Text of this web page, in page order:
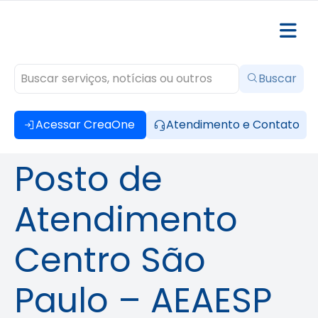
Acessar CreaOne Atendimento e Contato
Buscar
Posto de
Atendimento
Centro São
Paulo – AEAESP